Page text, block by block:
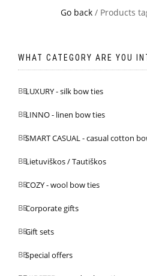
Go back/ Products
WHAT CATEGORY ARE YOU
LUXURY - silk bow ties
LINNO - linen bow ties
SMART CASUAL - casual cotton
Lietuviškos / Tautiškos
COZY - wool bow ties
Corporate gifts
Gift sets
Special offers